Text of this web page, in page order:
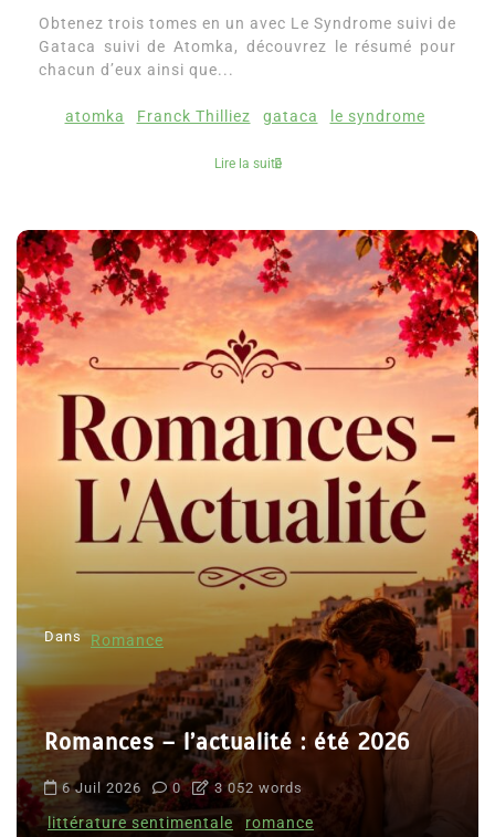
Obtenez trois tomes en un avec Le Syndrome suivi de
Gataca suivi de Atomka, découvrez le résumé pour
chacun d’eux ainsi que...
atomka Franck Thilliez gataca le syndrome
Lire la suite
Dans Romance
Romances – l’actualité : été 2026
6 Juil 2026 0 3 052 words
littérature sentimentale romance